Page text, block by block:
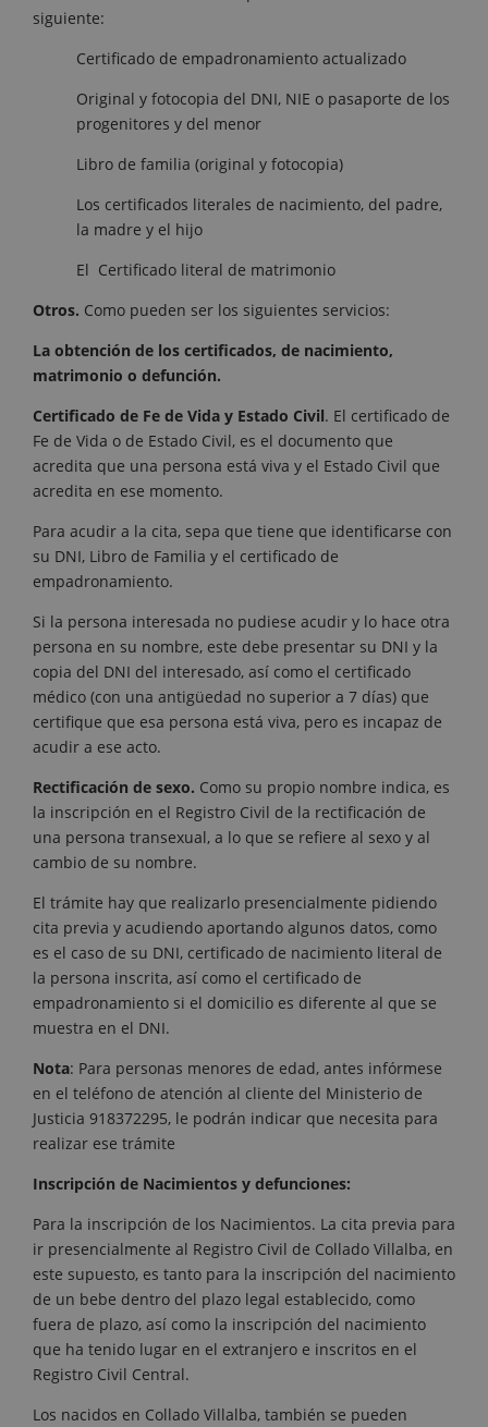
siguiente:
Certificado de empadronamiento actualizado
Original y fotocopia del DNI, NIE o pasaporte de los
progenitores y del menor
Libro de familia (original y fotocopia)
Los certificados literales de nacimiento, del padre,
la madre y el hijo
El Certificado literal de matrimonio
Otros. Como pueden ser los siguientes servicios:
La obtención de los certificados, de nacimiento,
matrimonio o defunción.
Certificado de Fe de Vida y Estado Civil. El certificado de
Fe de Vida o de Estado Civil, es el documento que
acredita que una persona está viva y el Estado Civil que
acredita en ese momento.
Para acudir a la cita, sepa que tiene que identificarse con
su DNI, Libro de Familia y el certificado de
empadronamiento.
Si la persona interesada no pudiese acudir y lo hace otra
persona en su nombre, este debe presentar su DNI y la
copia del DNI del interesado, así como el certificado
médico (con una antigüedad no superior a 7 días) que
certifique que esa persona está viva, pero es incapaz de
acudir a ese acto.
Rectificación de sexo. Como su propio nombre indica, es
la inscripción en el Registro Civil de la rectificación de
una persona transexual, a lo que se refiere al sexo y al
cambio de su nombre.
El trámite hay que realizarlo presencialmente pidiendo
cita previa y acudiendo aportando algunos datos, como
es el caso de su DNI, certificado de nacimiento literal de
la persona inscrita, así como el certificado de
empadronamiento si el domicilio es diferente al que se
muestra en el DNI.
Nota: Para personas menores de edad, antes infórmese
en el teléfono de atención al cliente del Ministerio de
Justicia 918372295, le podrán indicar que necesita para
realizar ese trámite
Inscripción de Nacimientos y defunciones:
Para la inscripción de los Nacimientos. La cita previa para
ir presencialmente al Registro Civil de Collado Villalba, en
este supuesto, es tanto para la inscripción del nacimiento
de un bebe dentro del plazo legal establecido, como
fuera de plazo, así como la inscripción del nacimiento
que ha tenido lugar en el extranjero e inscritos en el
Registro Civil Central.
Los nacidos en Collado Villalba, también se pueden